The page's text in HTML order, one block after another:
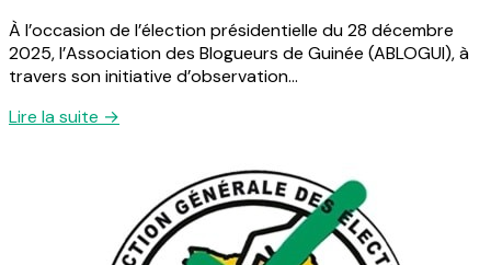
À l’occasion de l’élection présidentielle du 28 décembre
2025, l’Association des Blogueurs de Guinée (ABLOGUI), à
travers son initiative d’observation...
Lire la suite →